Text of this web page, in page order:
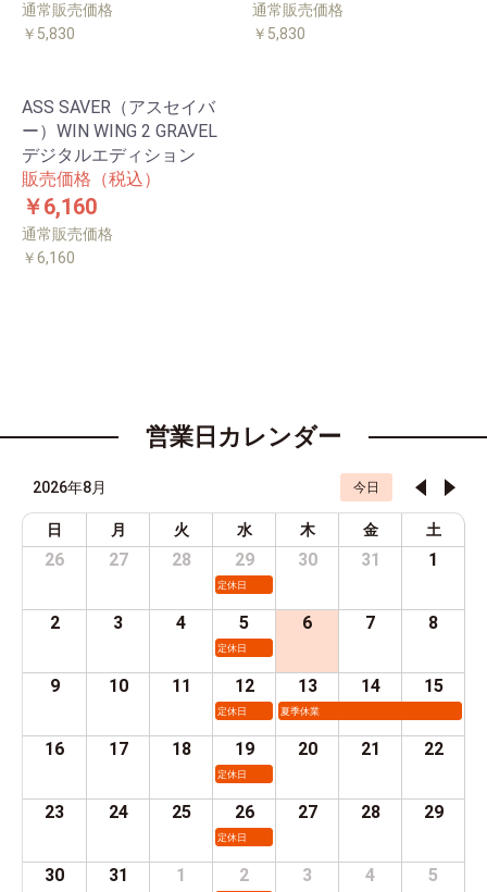
通常販売価格
￥5,830
通常販売価格
￥5,830
ASS SAVER（アスセイバ
ー）WIN WING 2 GRAVEL
デジタルエディション
販売価格（税込）
￥6,160
通常販売価格
￥6,160
営業日カレンダー
2026年8月 今日
日 月 火 水 木 金 土
26 27 28 29
定休日
30 31 1
2 3 4 5
定休日
6 7 8
9 10 11 12
定休日
13
夏季休業
14 15
16 17 18 19
定休日
20 21 22
23 24 25 26
定休日
27 28 29
30 31 1 2 3 4 5